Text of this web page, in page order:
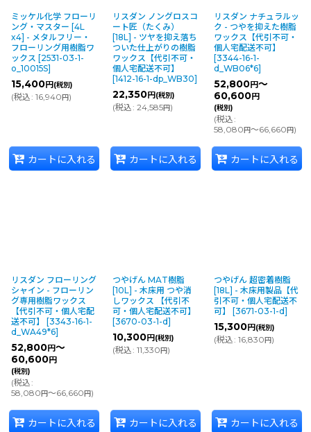
ミッケル化学 フローリ
ング・マスター [4L
x4] - メタルフリー・
フローリング用樹脂ワ
ックス [2531-03-1-
o_10015S]
15,400円 (税別)
(税込: 16,940円)
カートに入れる
リスダン ノングロスコ
ート匠（たくみ）
[18L] - ツヤを抑え落ち
ついた仕上がりの樹脂
ワックス【代引不可・
個人宅配送不可】
[1412-16-1-dp_WB30]
22,350円 (税別)
(税込: 24,585円)
カートに入れる
リスダン ナチュラルッ
ク - つやを抑えた樹脂
ワックス【代引不可・
個人宅配送不可】
[3344-16-1-
d_WB06*6]
52,800円～
60,600円
(税別)
(税込:
58,080円～66,660円)
カートに入れる
リスダン フローリング
シャイン - フローリン
グ専用樹脂ワックス
【代引不可・個人宅配
送不可】
[3343-16-1-
d_WA49*6]
52,800円～
60,600円
(税別)
(税込:
58,080円～66,660円)
カートに入れる
つやげん MAT樹脂
[10L] - 木床用 つや消
しワックス 【代引不
可・個人宅配送不可】
[3670-03-1-d]
10,300円 (税別)
(税込: 11,330円)
カートに入れる
つやげん 超密着樹脂
[18L] - 木床用製品【代
引不可・個人宅配送不
可】
[3671-03-1-d]
15,300円 (税別)
(税込: 16,830円)
カートに入れる